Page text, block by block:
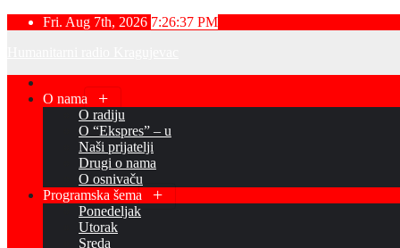
Skip
Fri. Aug 7th, 2026 7:26:38 PM
O nama
O radiju
O “Ekspres” – u
Naši prijatelji
Drugi o nama
O osnivaču
Programska šema
Ponedeljak
Utorak
Sreda